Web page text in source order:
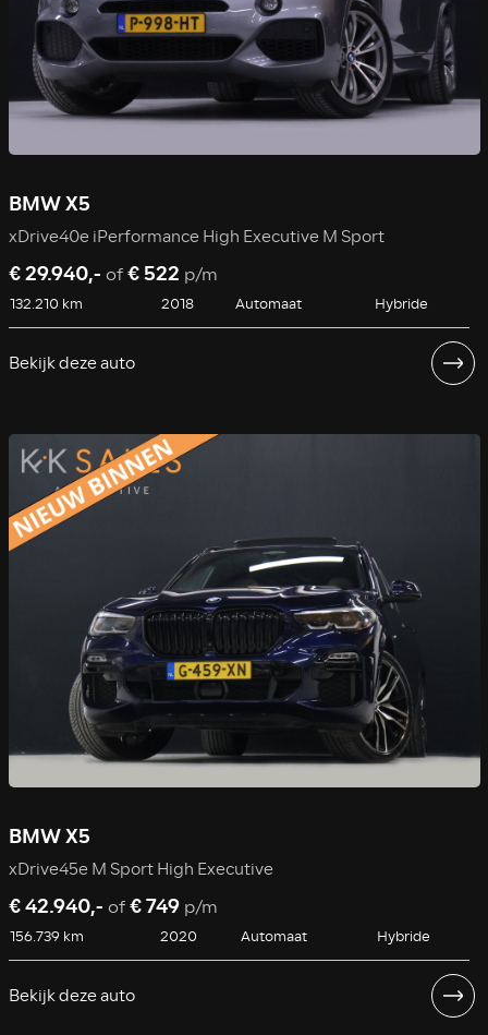
BMW X5
xDrive40e iPerformance High Executive M Sport
€ 29.940,- of€ 522 p/m
132.210 km 2018 Automaat Hybride
Bekijk deze auto
BMW X5
xDrive45e M Sport High Executive
€ 42.940,- of€ 749 p/m
156.739 km 2020 Automaat Hybride
Bekijk deze auto